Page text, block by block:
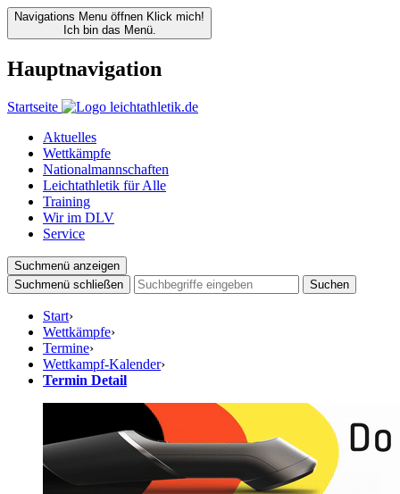
Navigations Menu öffnen Klick mich!
Ich bin das Menü.
Hauptnavigation
Startseite
Aktuelles
Wettkämpfe
Nationalmannschaften
Leichtathletik für Alle
Training
Wir im DLV
Service
Suchmenü anzeigen
Suchmenü schließen
Suchen
Start›
Wettkämpfe›
Termine›
Wettkampf-Kalender›
Termin Detail